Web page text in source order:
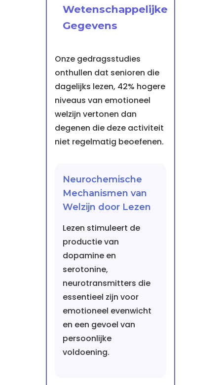
Wetenschappelijke
Gegevens
Onze gedragsstudies
onthullen dat senioren die
dagelijks lezen, 42% hogere
niveaus van emotioneel
welzijn vertonen dan
degenen die deze activiteit
niet regelmatig beoefenen.
Neurochemische
Mechanismen van
Welzijn door Lezen
Lezen stimuleert de
productie van
dopamine en
serotonine,
neurotransmitters die
essentieel zijn voor
emotioneel evenwicht
en een gevoel van
persoonlijke
voldoening.